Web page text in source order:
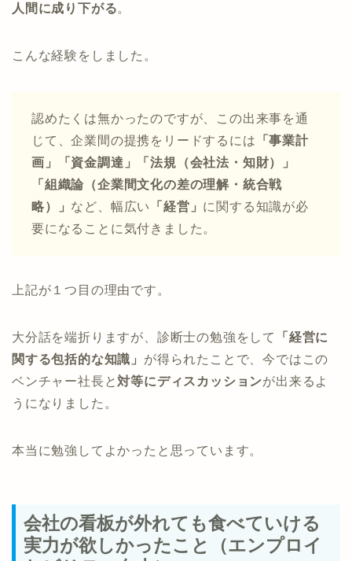
人間に成り下がる。
こんな経験をしました。
認めたくは無かったのですが、この出来事を通
じて、企業間の提携をリードするには 「事業計
画」「資金調達」「法規（会社法・知財）」
「組織論（企業間文化の差の理解・統合戦
略）」 など、幅広い 「経営」 に関する知識が必
要になることに気付きました。
上記が１つ目の理由です。
大分話を端折りますが、診断士の勉強をして
「経営に
関する包括的な知識」 が得られたことで、今ではこの
ベンチャー社長と対等にディスカッションが出来るよ
うになりました。
本当に勉強してよかったと思っています。
会社の看板が外れても食べていける
実力が欲しかったこと（エンプロイ